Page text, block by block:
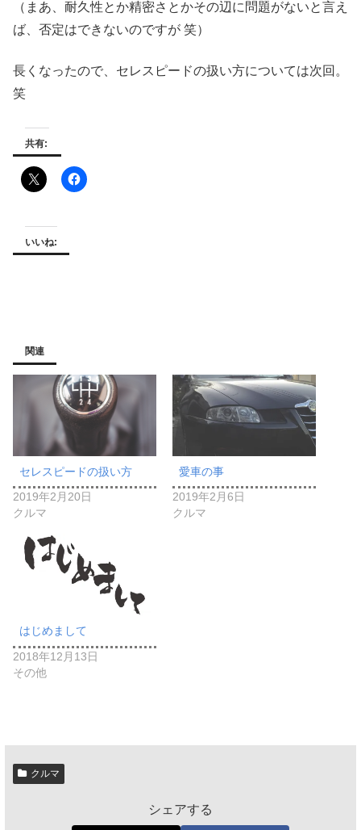
（まあ、耐久性とか精密さとかその辺に問題がないと言え
ば、否定はできないのですが 笑）
長くなったので、セレスピードの扱い方については次回。
笑
共有:
いいね:
関連
セレスピードの扱い方
2019年2月20日
クルマ
愛車の事
2019年2月6日
クルマ
はじめまして
2018年12月13日
その他
クルマ
シェアする